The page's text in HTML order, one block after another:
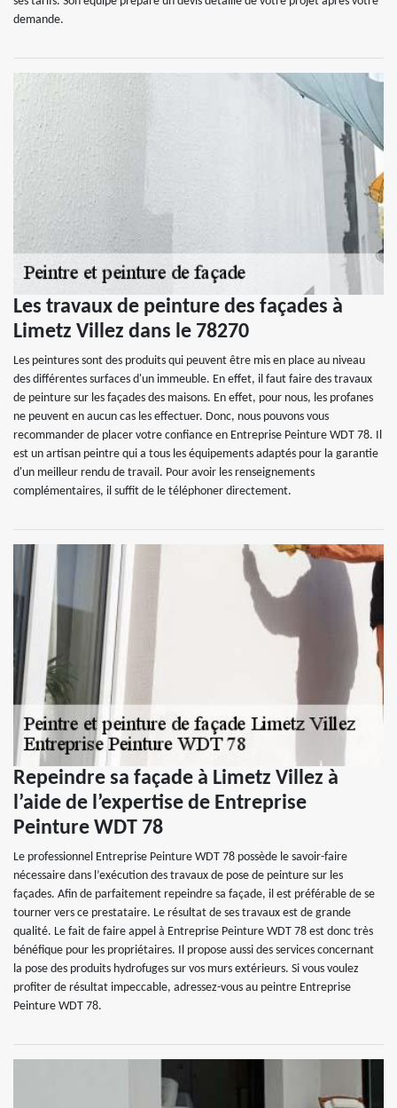
demande.
Les travaux de peinture des façades à
Limetz Villez dans le 78270
Les peintures sont des produits qui peuvent être mis en place au niveau
des différentes surfaces d'un immeuble. En effet, il faut faire des travaux
de peinture sur les façades des maisons. En effet, pour nous, les profanes
ne peuvent en aucun cas les effectuer. Donc, nous pouvons vous
recommander de placer votre confiance en Entreprise Peinture WDT 78. Il
est un artisan peintre qui a tous les équipements adaptés pour la garantie
d'un meilleur rendu de travail. Pour avoir les renseignements
complémentaires, il suffit de le téléphoner directement.
Repeindre sa façade à Limetz Villez à
l’aide de l’expertise de Entreprise
Peinture WDT 78
Le professionnel Entreprise Peinture WDT 78 possède le savoir-faire
nécessaire dans l’exécution des travaux de pose de peinture sur les
façades. Afin de parfaitement repeindre sa façade, il est préférable de se
tourner vers ce prestataire. Le résultat de ses travaux est de grande
qualité. Le fait de faire appel à Entreprise Peinture WDT 78 est donc très
bénéfique pour les propriétaires. Il propose aussi des services concernant
la pose des produits hydrofuges sur vos murs extérieurs. Si vous voulez
profiter de résultat impeccable, adressez-vous au peintre Entreprise
Peinture WDT 78.